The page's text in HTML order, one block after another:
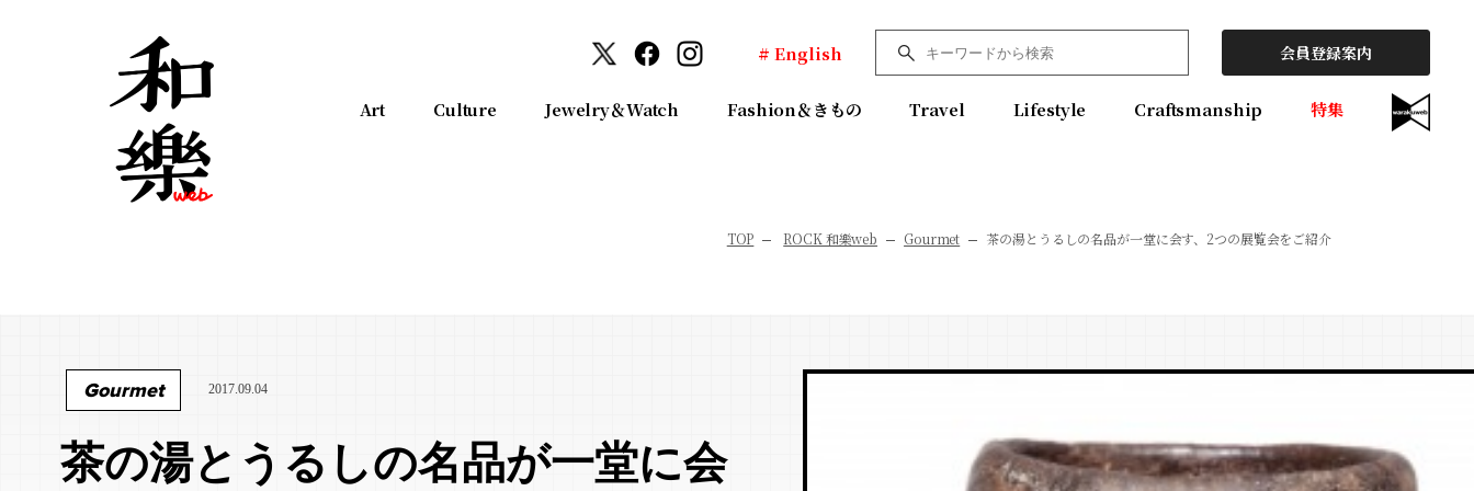
# English 会員登録案内
Art Culture Jewelry＆Watch Fashion＆きもの Travel Lifestyle Craftsmanship 特集
TOP ROCK 和樂web Gourmet 茶の湯とうるしの名品が一堂に会す、2つの展覧会をご紹介
Gourmet 2017.09.04
茶の湯とうるしの名品が一堂に会